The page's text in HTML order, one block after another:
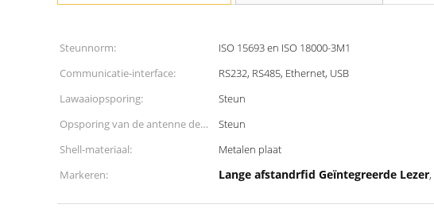
Steunnorm: ISO 15693 en ISO 18000-3M1
Communicatie-interface:
RS232, RS485, Ethernet, USB
Lawaaiopsporing:
Steun
Opsporing van de antenne de
bevindende golf:
Steun
Shell-materiaal:
Metalen plaat
Markeren:
Lange afstandrfid Geïntegreerde Lezer,